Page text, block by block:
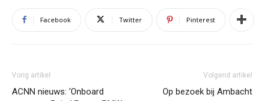
Facebook Twitter Pinterest
Vorig artikel
ACNN nieuws: ‘Onboard
Volgend artikel
Op bezoek bij Ambacht